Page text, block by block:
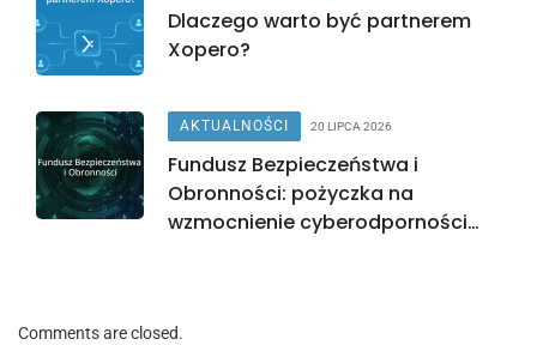
Dlaczego warto być partnerem
Xopero?
AKTUALNOŚCI 20 LIPCA 2026
Fundusz Bezpieczeństwa i
Obronności: pożyczka na
wzmocnienie cyberodporności
Comments are closed.